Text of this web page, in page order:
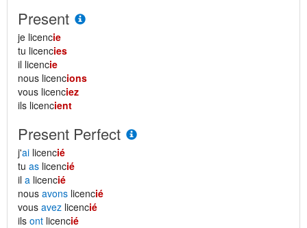
Present
je licencie
tu licencies
il licencie
nous licencions
vous licenciez
ils licencient
Present Perfect
j'ai licencié
tu as licencié
il a licencié
nous avons licencié
vous avez licencié
ils ont licencié